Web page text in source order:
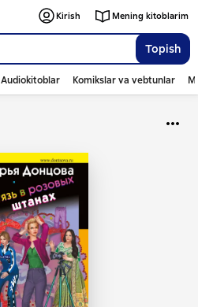
Topish
Kirish Mening kitoblarim
Audiokitoblar Komikslar va vebtunlar